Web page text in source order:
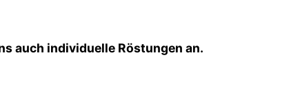
auch individuelle Röstungen an.